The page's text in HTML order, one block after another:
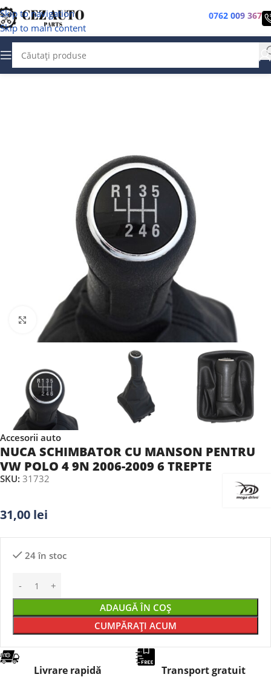
Skip to navigation
Skip to main content
0762 009 367
Faceți clic pentru a mări
Accesorii auto
NUCA SCHIMBATOR CU MANSON PENTRU
VW POLO 4 9N 2006-2009 6 TREPTE
SKU: 31732
31,00 lei
24 în stoc
ADAUGĂ ÎN COȘ
CUMPĂRAȚI ACUM
Livrare rapidă Transport gratuit